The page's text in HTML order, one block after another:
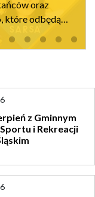
oraz
z Gminnym
i Rekreacji